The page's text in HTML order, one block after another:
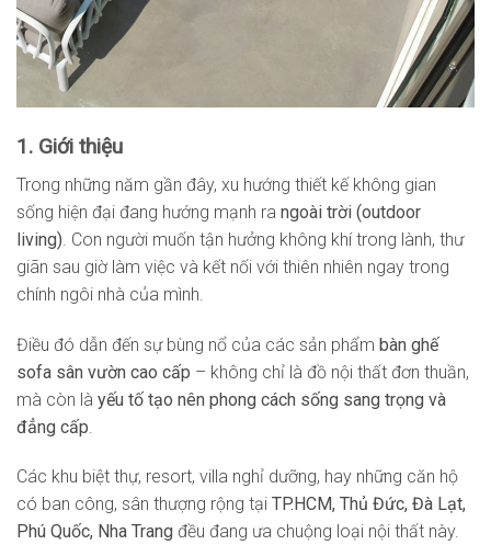
1. Giới thiệu
Trong những năm gần đây, xu hướng thiết kế không gian
sống hiện đại đang hướng mạnh ra ngoài trời (outdoor
living) . Con người muốn tận hưởng không khí trong lành, thư
giãn sau giờ làm việc và kết nối với thiên nhiên ngay trong
chính ngôi nhà của mình.
Điều đó dẫn đến sự bùng nổ của các sản phẩm bàn ghế
sofa sân vườn cao cấp – không chỉ là đồ nội thất đơn thuần,
mà còn là yếu tố tạo nên phong cách sống sang trọng và
đẳng cấp
Các khu biệt thự, resort, villa nghỉ dưỡng, hay những căn hộ
có ban công, sân thượng rộng tại TP.HCM, Thủ Đức, Đà Lạt,
Phú Quốc, Nha Trang đều đang ưa chuộng loại nội thất này.